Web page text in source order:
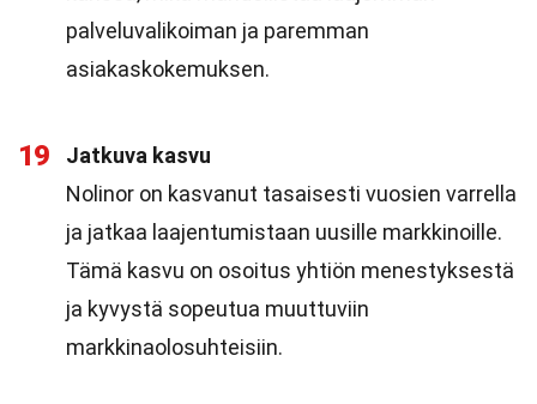
palveluvalikoiman ja paremman
asiakaskokemuksen.
19
Jatkuva kasvu
Nolinor on kasvanut tasaisesti vuosien varrella
ja jatkaa laajentumistaan uusille markkinoille.
Tämä kasvu on osoitus yhtiön menestyksestä
ja kyvystä sopeutua muuttuviin
markkinaolosuhteisiin.